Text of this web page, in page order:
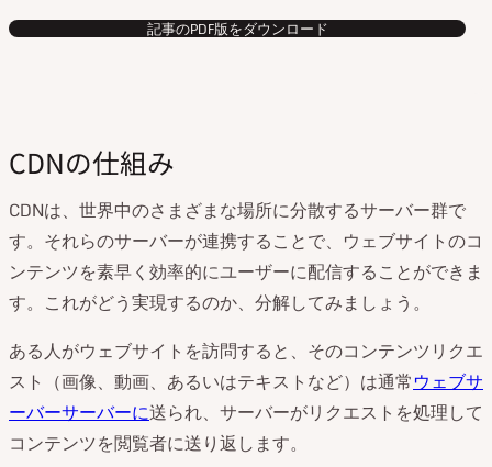
記事のPDF版をダウンロード
CDNの仕組み
CDNは、世界中のさまざまな場所に分散するサーバー群で
す。それらのサーバーが連携することで、ウェブサイトのコ
ンテンツを素早く効率的にユーザーに配信することができま
す。これがどう実現するのか、分解してみましょう。
ある人がウェブサイトを訪問すると、そのコンテンツリクエ
スト（画像、動画、あるいはテキストなど）は通常ウェブサ
ーバーサーバーに送られ、サーバーがリクエストを処理して
コンテンツを閲覧者に送り返します。